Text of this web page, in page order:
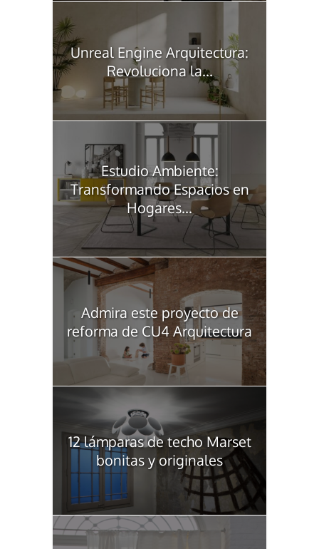
Unreal Engine Arquitectura:
Revoluciona la...
Estudio Ambiente:
Transformando Espacios en
Hogares...
Admira este proyecto de
reforma de CU4 Arquitectura
12 lámparas de techo Marset
bonitas y originales